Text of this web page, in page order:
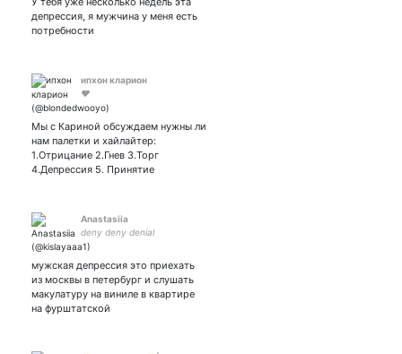
депрессия, я мужчина у меня есть
потребности
ипхон кларион
❤️
Мы с Кариной обсуждаем нужны ли
нам палетки и хайлайтер:
1.Отрицание 2.Гнев 3.Торг
4.Депрессия 5. Принятие
Anastasiia
deny deny denial
мужская депрессия это приехать
из москвы в петербург и слушать
макулатуру на виниле в квартире
на фурштатской